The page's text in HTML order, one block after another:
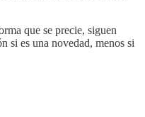
que se precie, siguen
si es una novedad, menos si